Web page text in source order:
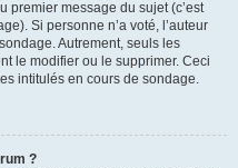
premier message du sujet (c’est
Si personne n’a voté, l’auteur
Autrement, seuls les
le modifier ou le supprimer. Ceci
intitulés en cours de sondage.
?